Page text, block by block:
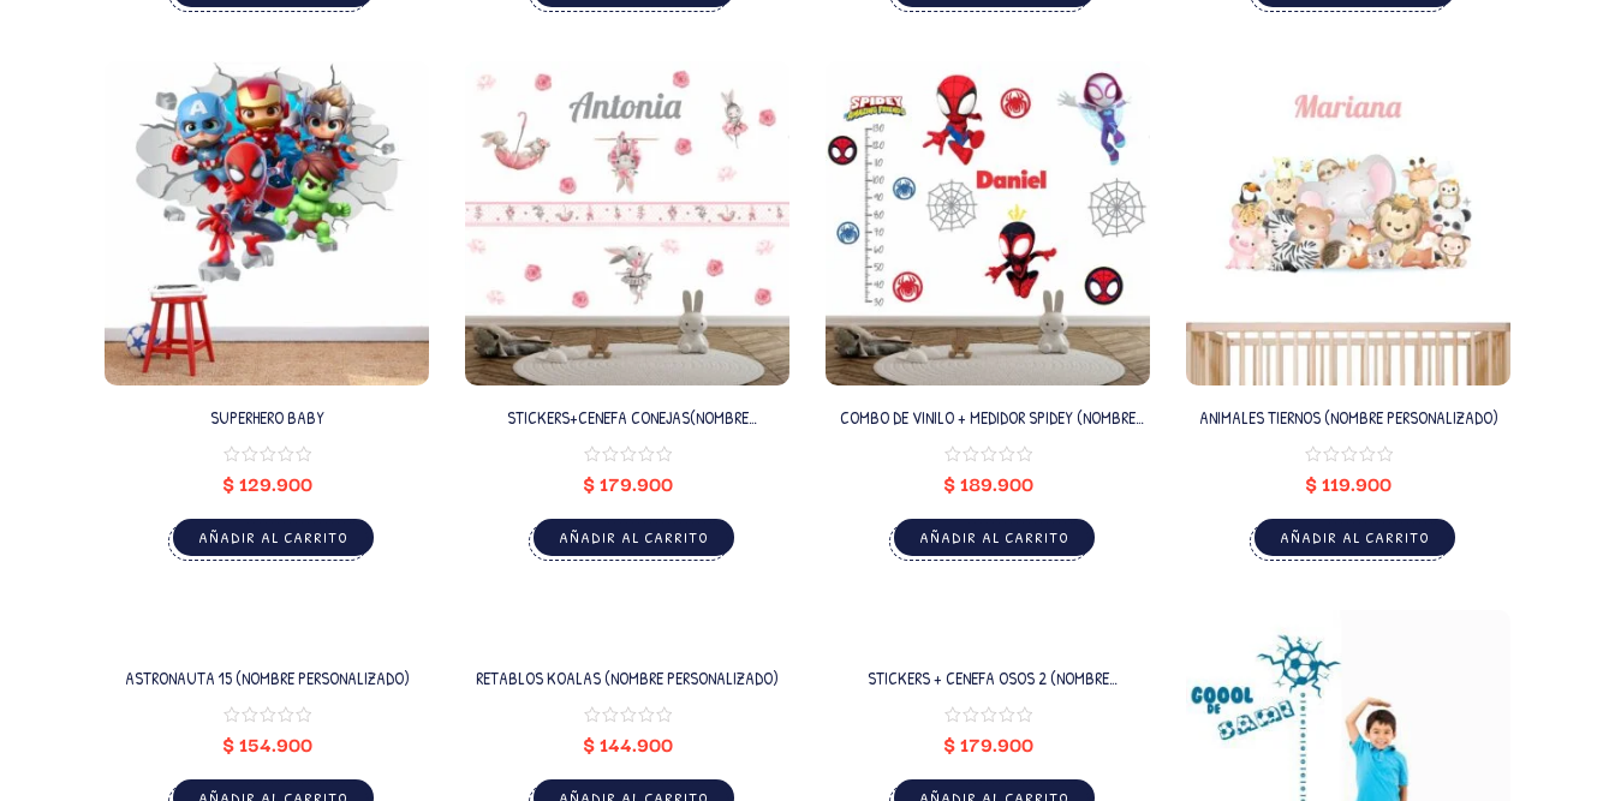
SUPERHERO BABY
$129.900
AÑADIR AL CARRITO
STICKERS+CENEFA CONEJAS(NOMBRE
$179.900
AÑADIR AL CARRITO
COMBO DE VINILO + MEDIDOR SPIDEY (NOMBRE
$189.900
AÑADIR AL CARRITO
ANIMALES TIERNOS (NOMBRE PERSONALIZADO)
$119.900
AÑADIR AL CARRITO
ASTRONAUTA 15 (NOMBRE PERSONALIZADO)
$154.900
RETABLOS KOALAS (NOMBRE PERSONALIZADO)
$144.900
STICKERS + CENEFA OSOS 2 (NOMBRE
$179.900